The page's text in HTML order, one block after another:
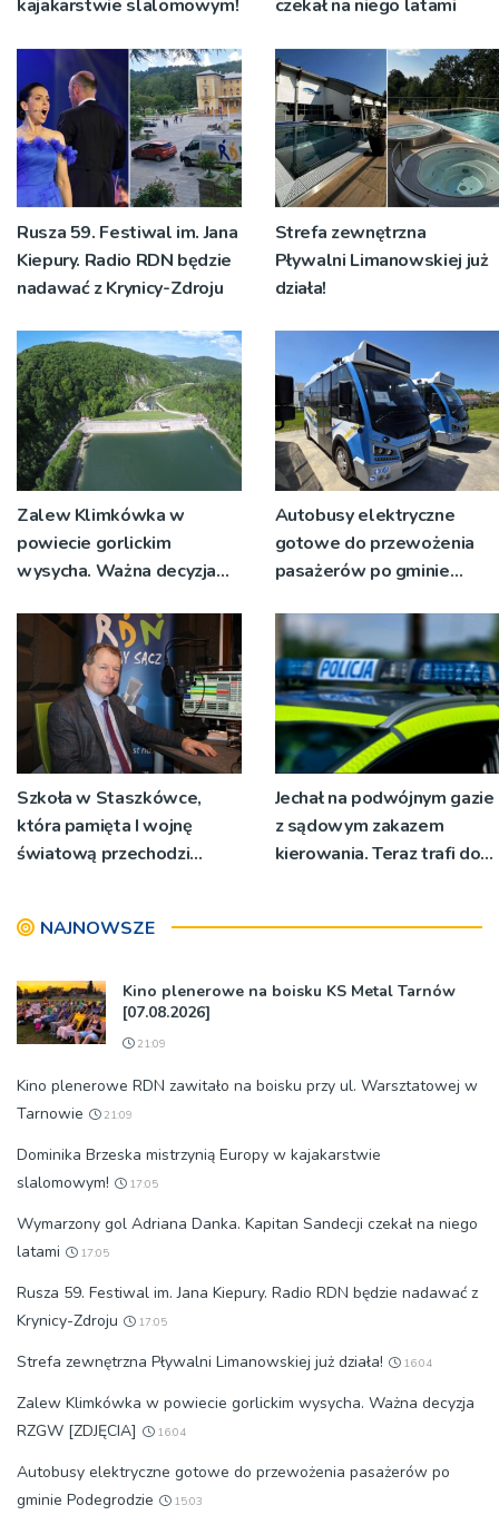
kajakarstwie slalomowym! czekał na niego latami
Rusza 59. Festiwal im. Jana
Kiepury. Radio RDN będzie
nadawać z Krynicy-Zdroju
Strefa zewnętrzna
Pływalni Limanowskiej już
działa!
Zalew Klimkówka w
powiecie gorlickim
wysycha. Ważna decyzja
Autobusy elektryczne
gotowe do przewożenia
pasażerów po gminie
Szkoła w Staszkówce,
która pamięta I wojnę
światową przechodzi
Jechał na podwójnym gazie
z sądowym zakazem
kierowania. Teraz trafi do
NAJNOWSZE
Kino plenerowe na boisku KS Metal Tarnów
[07.08.2026]
21:09
Kino plenerowe RDN zawitało na boisku przy ul. Warsztatowej w
Tarnowie
21:09
Dominika Brzeska mistrzynią Europy w kajakarstwie
slalomowym!
17:05
Wymarzony gol Adriana Danka. Kapitan Sandecji czekał na niego
latami
17:05
Rusza 59. Festiwal im. Jana Kiepury. Radio RDN będzie nadawać z
Krynicy-Zdroju
17:05
Strefa zewnętrzna Pływalni Limanowskiej już działa! 16:04
Zalew Klimkówka w powiecie gorlickim wysycha. Ważna decyzja
RZGW [ZDJĘCIA]
16:04
Autobusy elektryczne gotowe do przewożenia pasażerów po
gminie Podegrodzie
15:03